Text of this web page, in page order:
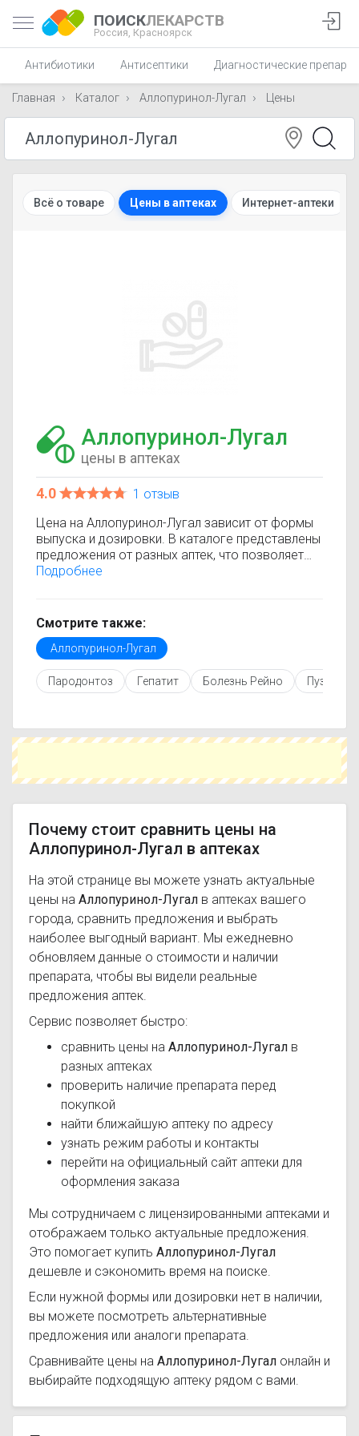
ПОИСКЛЕКАРСТВ
Россия, Красноярск
Антибиотики Антисептики Диагностические
Главная Каталог Аллопуринол-Лугал Цены
Всё о товаре Цены в аптеках Интернет-аптеки
Аллопуринол-Лугал
цены в аптеках
4.0
1 отзыв
Цена на Аллопуринол-Лугал зависит от формы
выпуска и дозировки. В каталоге представлены
предложения от разных аптек, что позволяет
быстро найти, где купить Аллопуринол-Лугал по
только актуальные данные.
Перед покупкой рекомендуется ознакомиться с
инструкцией по применению, показаниями и
противопоказаниями. При необходимости вы
можете подобрать аналоги Аллопуринол-Лугал
Чтобы купить Аллопуринол-Лугал в ближайшей
аптеке, укажите свой город и сравните
и выбрать оптимальный вариант по цене и
Подробнее
Смотрите также:
Аллопуринол-Лугал
Пародонтоз Гепатит Болезнь Рейно
Почему стоит сравнить цены на
Аллопуринол-Лугал в аптеках
На этой странице вы можете узнать актуальные
цены на Аллопуринол-Лугал в аптеках вашего
города, сравнить предложения и выбрать
наиболее выгодный вариант. Мы ежедневно
обновляем данные о стоимости и наличии
препарата, чтобы вы видели реальные
предложения аптек.
Сервис позволяет быстро:
сравнить цены на Аллопуринол-Лугал в
разных аптеках
проверить наличие препарата перед
покупкой
найти ближайшую аптеку по адресу
узнать режим работы и контакты
перейти на официальный сайт аптеки для
оформления заказа
Мы сотрудничаем с лицензированными аптеками и
отображаем только актуальные предложения.
Это помогает купить Аллопуринол-Лугал
дешевле и сэкономить время на поиске.
Если нужной формы или дозировки нет в наличии,
вы можете посмотреть альтернативные
предложения или аналоги препарата.
Сравнивайте цены на Аллопуринол-Лугал онлайн и
выбирайте подходящую аптеку рядом с вами.